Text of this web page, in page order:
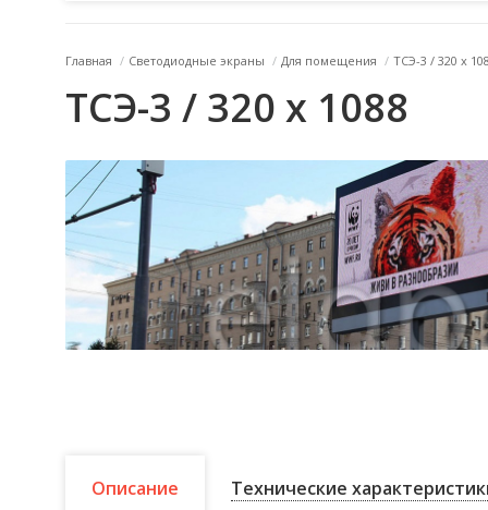
Главная / Светодиодные экраны / Для помещения / ТСЭ-3 / 320 x
ТСЭ-3 / 320 x 1088
Описание Технические